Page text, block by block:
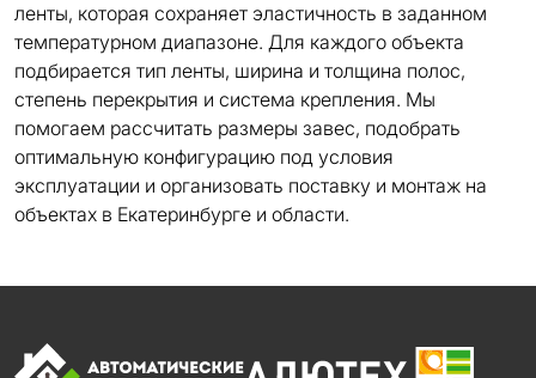
ленты, которая сохраняет эластичность в заданном
температурном диапазоне. Для каждого объекта
подбирается тип ленты, ширина и толщина полос,
степень перекрытия и система крепления. Мы
помогаем рассчитать размеры завес, подобрать
оптимальную конфигурацию под условия
эксплуатации и организовать поставку и монтаж на
объектах в Екатеринбурге и области.